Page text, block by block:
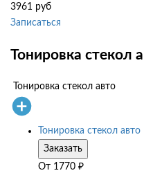
3961 руб
Записаться
Тонировка стекол
Тонировка стекол авто
Тонировка стекол авто
Заказать
От 1770 ₽